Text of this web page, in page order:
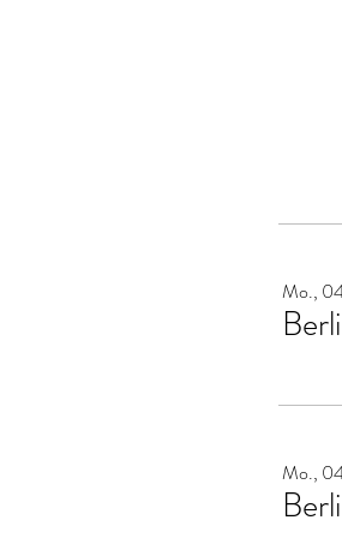
Mo.,
Mo.,